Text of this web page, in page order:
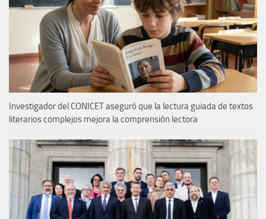
Investigador del CONICET aseguró que la lectura guiada de textos
literarios complejos mejora la comprensión lectora